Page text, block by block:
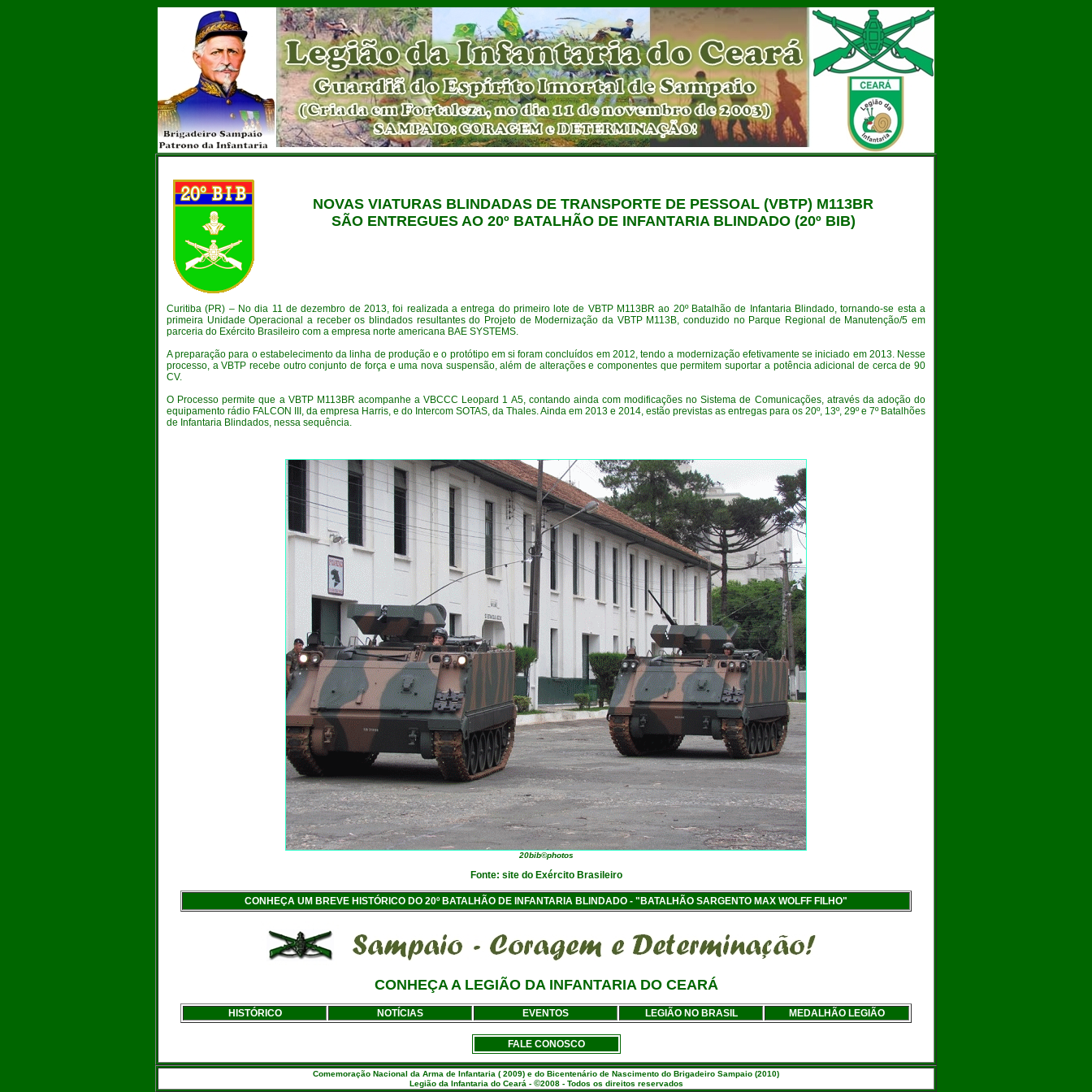
NOVAS VIATURAS BLINDADAS DE TRANSPORTE DE PESSOAL (VBTP) M113BR
SÃO ENTREGUES AO 20º BATALHÃO DE INFANTARIA BLINDADO (20º BIB)
Curitiba (PR) – No dia 11 de dezembro de 2013, foi realizada a entrega do primeiro lote de VBTP M113BR ao 20º Batalhão de Infantaria Blindado, tornando-se esta a
primeira Unidade Operacional a receber os blindados resultantes do Projeto de Modernização da VBTP M113B, conduzido no Parque Regional de Manutenção/5 em
parceria do Exército Brasileiro com a empresa norte americana BAE SYSTEMS.
A preparação para o estabelecimento da linha de produção e o protótipo em si foram concluídos em 2012, tendo a modernização efetivamente se iniciado em 2013. Nesse
processo, a VBTP recebe outro conjunto de força e uma nova suspensão, além de alterações e componentes que permitem suportar a potência adicional de cerca de 90
CV.
O Processo permite que a VBTP M113BR acompanhe a VBCCC Leopard 1 A5, contando ainda com modificações no Sistema de Comunicações, através da adoção do
equipamento rádio FALCON III, da empresa Harris, e do Intercom SOTAS, da Thales. Ainda em 2013 e 2014, estão previstas as entregas para os 20º, 13º, 29º e 7º Batalhões
de Infantaria Blindados, nessa sequência.
20bib©photos
Fonte: site do Exército Brasileiro
CONHEÇA UM BREVE HISTÓRICO DO 20º BATALHÃO DE INFANTARIA BLINDADO - "BATALHÃO SARGENTO MAX WOLFF FILHO"
CONHEÇA A LEGIÃO DA INFANTARIA DO CEARÁ
HISTÓRICO NOTÍCIAS EVENTOS LEGIÃO NO BRASIL MEDALHÃO LEGIÃO
FALE CONOSCO
Comemoração Nacional da Arma de Infantaria ( 2009) e do Bicentenário de Nascimento do Brigadeiro Sampaio (2010)
Legião da Infantaria do Ceará - ©2008 - Todos os direitos reservados